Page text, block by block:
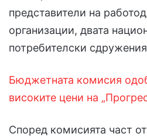
представители на
организации, двата
потребителски
Бюджетната комисия
високите цени на
Според комисията част